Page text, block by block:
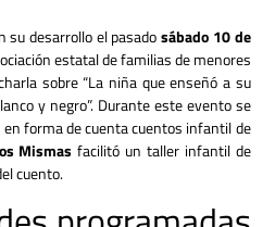
su desarrollo el pasadosábado 10 de
estatal de familias de menores
sobre “La niña que enseñó a su
y negro”. Durante este evento se
forma de cuenta cuentos infantil de
Mismas facilitó un taller infantil de
cuento.